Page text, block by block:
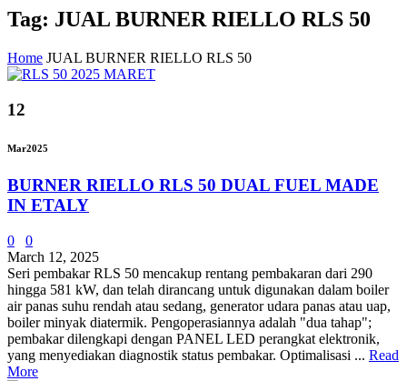
Tag: JUAL BURNER RIELLO RLS 50
Home JUAL BURNER RIELLO RLS 50
12
Mar2025
BURNER RIELLO RLS 50 DUAL FUEL MADE
IN ETALY
0
0
March 12, 2025
Seri pembakar RLS 50 mencakup rentang pembakaran dari 290
hingga 581 kW, dan telah dirancang untuk digunakan dalam boiler
air panas suhu rendah atau sedang, generator udara panas atau uap,
boiler minyak diatermik. Pengoperasiannya adalah "dua tahap";
pembakar dilengkapi dengan PANEL LED perangkat elektronik,
yang menyediakan diagnostik status pembakar. Optimalisasi ... Read
More